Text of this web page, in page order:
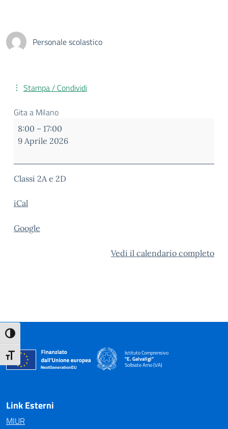
Attiva/disattiva alto contrasto
Attiva/disattiva dimensione testo
Personale scolastico
Stampa / Condividi
Gita a Milano
8:00 – 17:00
9 Aprile 2026
Classi 2A e 2D
iCal
Google
Vedi il calendario completo
Istituto Comprensivo
"E. Galvaligi"
Solbiate Arno (VA)
— Visita la pagina iniziale della scuola
Link Esterni
MIUR